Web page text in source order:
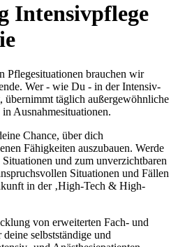
Intensivpflege
Pflegesituationen brauchen wir
Wer - wie Du - in der Intensiv-
übernimmt täglich außergewöhnliche
Ausnahmesituationen.
Chance, über dich
Fähigkeiten auszubauen. Werde
und zum unverzichtbaren
Situationen und Fällen
in der ‚High-Tech & High-
von erweiterten Fach- und
selbstständige und